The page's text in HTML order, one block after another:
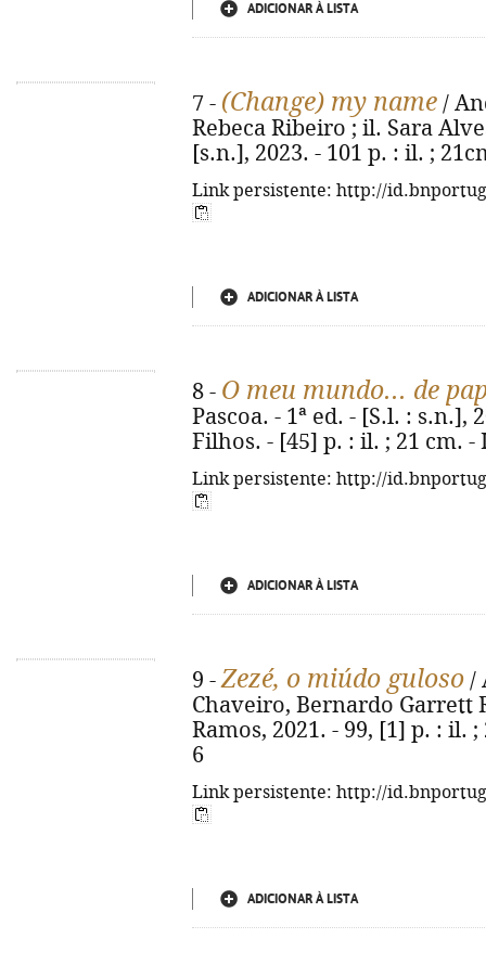
ADICIONAR À LISTA
7 - (Change) my name /
Rebeca Ribeiro ; il. Sara
[s.n.], 2023. - 101 p. : il. ;
Link persistente: http://
ADICIONAR À LISTA
8 - O meu mundo... de
Pascoa. - 1ª ed. - [S.l. : s.n.],
Filhos. - [45] p. : il. ; 21 cm. -
Link persistente: http://
ADICIONAR À LISTA
9 -Zezé, o miúdo guloso /
Chaveiro, Bernardo Garrett
Ramos, 2021. - 99, [1] p. : il. ;
6
Link persistente: http://
ADICIONAR À LISTA